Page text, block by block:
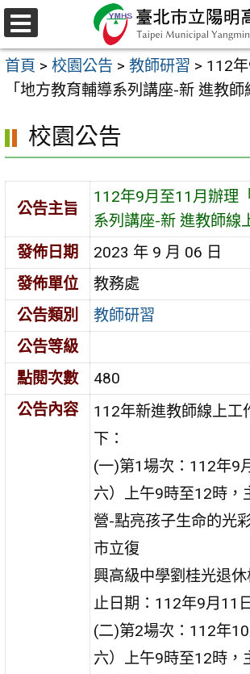
跳
至
主
容
區
選
單
首頁 > 校園公告 > 教師研習 > 112
「地方教育輔導系列講座-新 進教師
校園公告
公告主旨
112年9月至11月辦理
系列講座-新 進教師線
發佈日期
2023 年 9 月 06 日
發佈單位
教務處
公告類別
教師研習
公告等級
點閱次數
480
公告內容
112年新進教師線上工
下：
(一)第1場次：112年9
六）上午9時至12時，
營-點亮孩子生命的光
市立復
興高級中學劉桂光退
止日期：112年9月11
(二)第2場次：112年
六）上午9時至12時，